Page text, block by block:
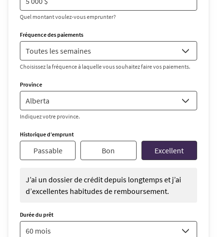
Quel montant voulez-vous emprunter?
Fréquence des paiements
Choisissez la fréquence à laquelle vous souhaitez faire vos paiements.
Province
Indiquez votre province.
Historique d’emprunt
Passable Bon Excellent
J’ai un dossier de crédit depuis longtemps et j’ai
d’excellentes habitudes de remboursement.
Durée du prêt